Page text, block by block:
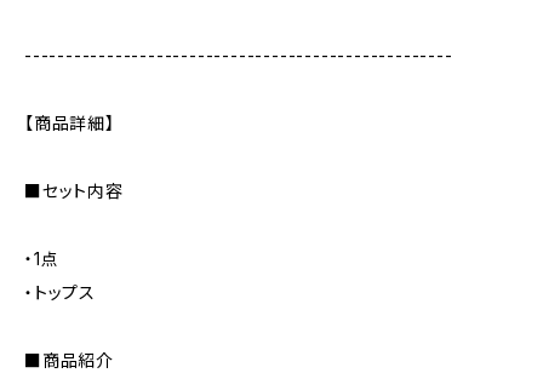
----------------------------------------------------
【商品詳細】
■セット内容
・1点
・トップス
■商品紹介